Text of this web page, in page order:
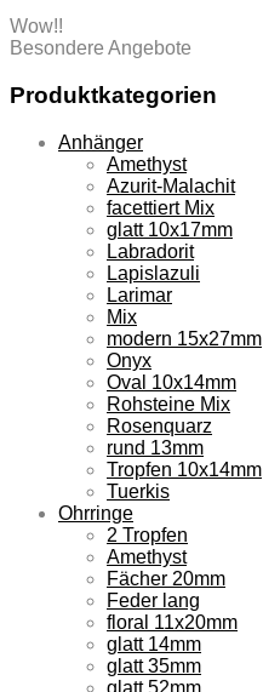
Wow!!
Besondere Angebote
Produktkategorien
Anhänger
Amethyst
Azurit-Malachit
facettiert Mix
glatt 10x17mm
Labradorit
Lapislazuli
Larimar
Mix
modern 15x27mm
Onyx
Oval 10x14mm
Rohsteine Mix
Rosenquarz
rund 13mm
Tropfen 10x14mm
Tuerkis
Ohrringe
2 Tropfen
Amethyst
Fächer 20mm
Feder lang
floral 11x20mm
glatt 14mm
glatt 35mm
glatt 52mm